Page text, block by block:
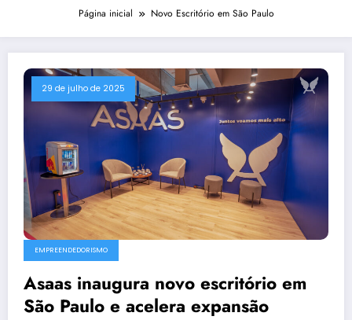
Página inicial Novo Escritório em São Paulo
29 de julho de 2025
EMPREENDEDORISMO
Asaas inaugura novo escritório em
São Paulo e acelera expansão